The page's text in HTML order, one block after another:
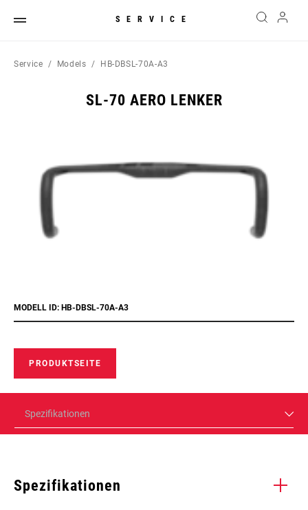
SERVICE
Service Models HB-DBSL-70A-A3
SL-70 AERO LENKER
MODELL ID: HB-DBSL-70A-A3
PRODUKTSEITE
Spezifikationen
Spezifikationen